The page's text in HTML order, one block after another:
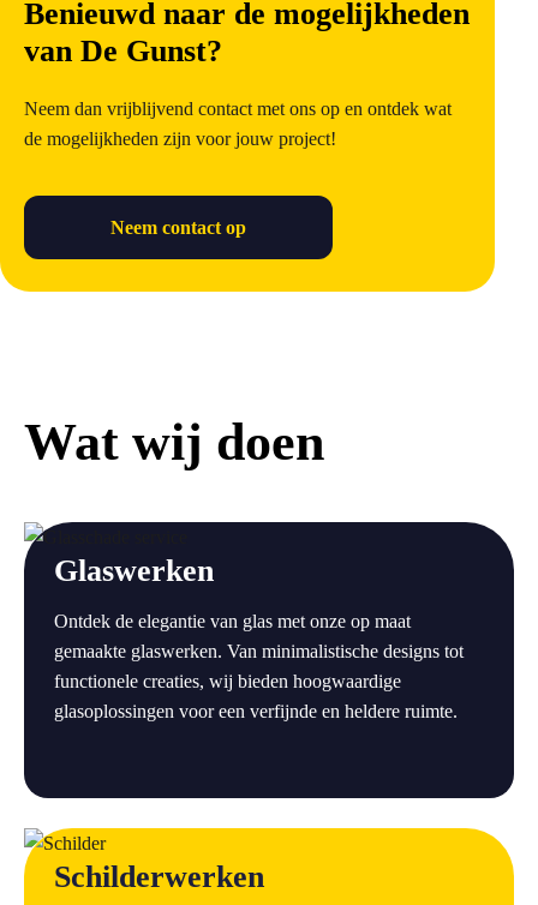
Benieuwd naar de mogelijkheden
van De Gunst?
Neem dan vrijblijvend contact met ons op en ontdek wat
de mogelijkheden zijn voor jouw project!
Neem contact op
Wat wij doen
Glaswerken
Ontdek de elegantie van glas met onze op maat
gemaakte glaswerken. Van minimalistische designs tot
functionele creaties, wij bieden hoogwaardige
glasoplossingen voor een verfijnde en heldere ruimte.
a
Schilderwerken
a